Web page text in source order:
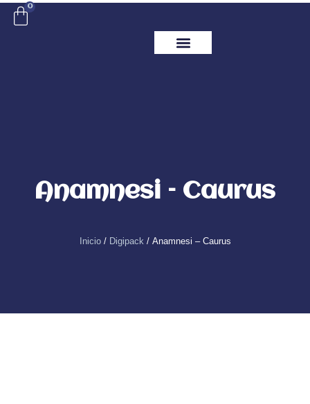
0
Carrito
Anamnesi – Caurus
Inicio/ Digipack/ Anamnesi – Caurus